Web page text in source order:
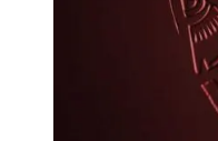
200-500€
Kommende